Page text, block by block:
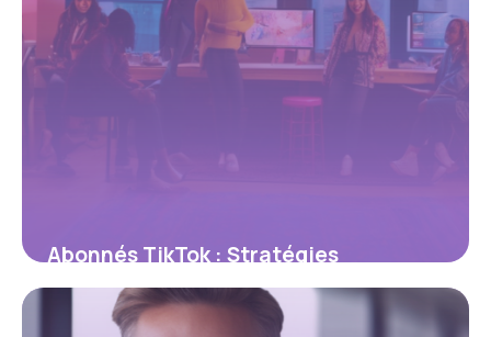
Abonnés TikTok : Stratégies
Croissance 2026
3 mai 2026